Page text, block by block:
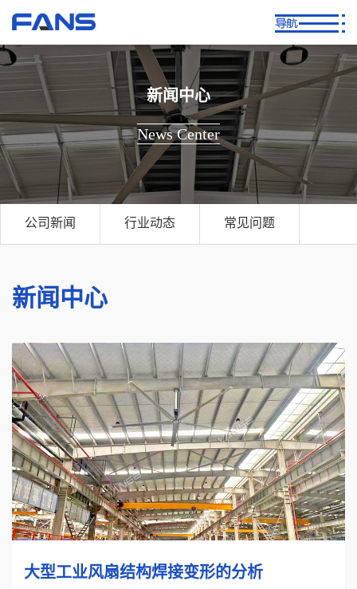
新闻中心
News Center
公司新闻 行业动态 常见问题
新闻中心
大型工业风扇结构焊接变形的分析